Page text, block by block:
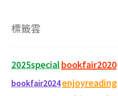
標籤雲
2025specialbookfair2020
bookfair2024enjoyreading